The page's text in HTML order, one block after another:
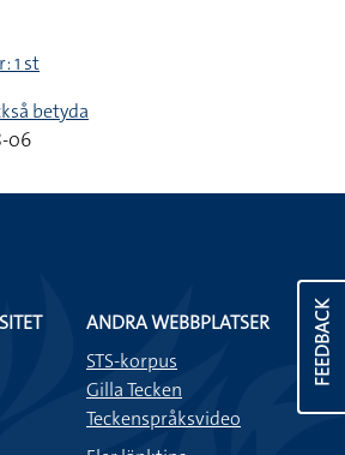
1 st
betyda
06
FEEDBACK
ANDRA WEBBPLATSER
STS-korpus
Gilla Tecken
Teckenspråksvideo